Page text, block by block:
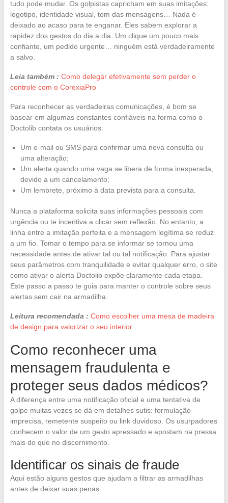
tudo pode mudar. Os golpistas capricham em suas imitações:
logotipo, identidade visual, tom das mensagens… Nada é
deixado ao acaso para te enganar. Eles sabem explorar a
rapidez dos gestos do dia a dia. Um clique um pouco mais
confiante, um pedido urgente… ninguém está verdadeiramente
a salvo.
Leia também : Como delegar efetivamente sem perder o
controle com o CorexiaPro
Para reconhecer as verdadeiras comunicações, é bom se
basear em algumas constantes confiáveis na forma como o
Doctolib contata os usuários:
Um e-mail ou SMS para confirmar uma nova consulta ou
uma alteração;
Um alerta quando uma vaga se libera de forma inesperada,
devido a um cancelamento;
Um lembrete, próximo à data prevista para a consulta.
Nunca a plataforma solicita suas informações pessoais com
urgência ou te incentiva a clicar sem reflexão. No entanto, a
linha entre a imitação perfeita e a mensagem legítima se reduz
a um fio. Tomar o tempo para se informar se tornou uma
necessidade antes de ativar tal ou tal notificação. Para ajustar
seus parâmetros com tranquilidade e evitar qualquer erro, o site
como ativar o alerta Doctolib expõe claramente cada etapa.
Este passo a passo te guia para manter o controle sobre seus
alertas sem cair na armadilha.
Leitura recomendada : Como escolher uma mesa de madeira
de design para valorizar o seu interior
Como reconhecer uma
mensagem fraudulenta e
proteger seus dados médicos?
A diferença entre uma notificação oficial e uma tentativa de
golpe muitas vezes se dá em detalhes sutis: formulação
imprecisa, remetente suspeito ou link duvidoso. Os usurpadores
conhecem o valor de um gesto apressado e apostam na pressa
mais do que no discernimento.
Identificar os sinais de fraude
Aqui estão alguns gestos que ajudam a filtrar as armadilhas
antes de deixar suas penas: